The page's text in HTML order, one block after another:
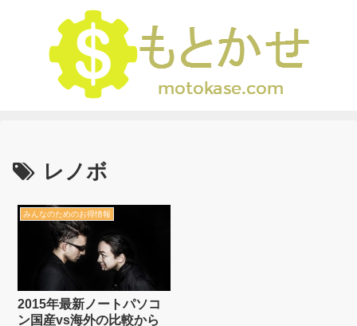
レノボ
みんなのためのお得情報
2015年最新ノートパソコ
ン国産vs海外の比較から